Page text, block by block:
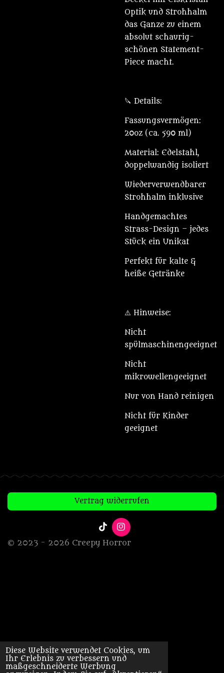
Diese Website verwendet Cookies, um
Ihr Erlebnis zu verbessern und
maßgeschneiderte Werbung
Optik und Strohhalm
das Ganze zu einem
absolut schaurig-
schönen Statement-
Piece macht.
🔪 Details:
Fassungsvermögen:
20oz (ca. 590 ml)
Material: Edelstahl,
doppelwandig isoliert
Wiederverwendbarer
Strohhalm inklusive
Handgemachtes
Strass-Design – jedes
Stück ein Unikat
Perfekt für kalte &
heiße Getränke
⚠️ Hinweise:
Nicht
spülmaschinengeeignet
Nicht
mikrowellengeeignet
Nur von Hand reinigen
Nicht für Kinder
geeignet
Vertrag widerrufen
T
i
k
I
n
s
© 2023 - 2026 Creepy Horror